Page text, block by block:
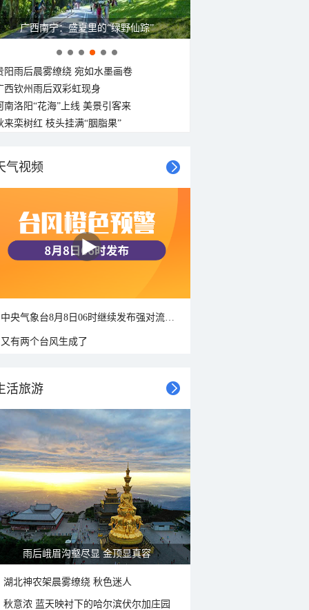
广西南宁：盛夏里的“绿野仙踪”
阳雨后晨雾缭绕 宛如水墨画卷
西钦州雨后双彩虹现身
南洛阳“花海”上线 美景引客来
来栾树红 枝头挂满“胭脂果”
气视频
又有两个台风生成了
活旅游
雨后峨眉沟壑尽显 金顶显真容
湖北神农架晨雾缭绕 秋色迷人
秋意浓 蓝天映衬下的哈尔滨伏尔加庄园